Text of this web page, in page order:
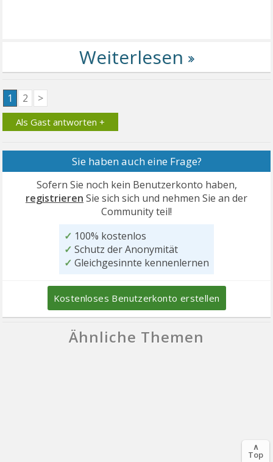
1 2 >
Als Gast antworten +
Sie haben auch eine Frage?
Sofern Sie noch kein Benutzerkonto haben,
registrieren Sie sich sich und nehmen Sie an der
Community teil!
✓ 100% kostenlos
✓ Schutz der Anonymität
✓ Gleichgesinnte kennenlernen
Kostenloses Benutzerkonto erstellen
Ähnliche Themen
∧
Top